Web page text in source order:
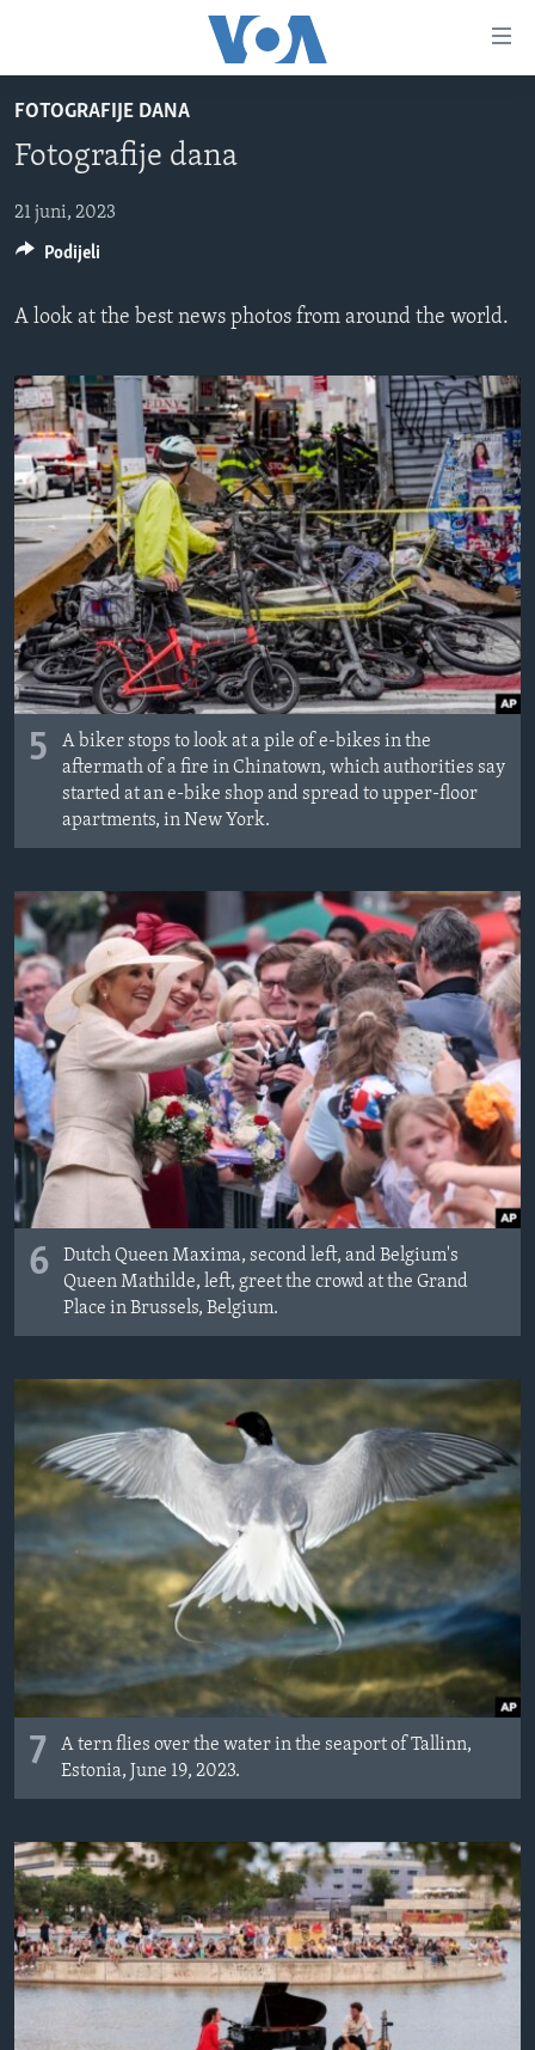
glavni
sadržaj
na
navigaciju
na
TV PROGRAM
VIDEO
FOTOGRAFIJE DANA
VIJESTI
SVIJET
NAUKA I TEHNOLOGIJA
KORUPCIJA
SLOBODA MEDIJA
ŽENSKA STRANA
IZBJEGLIČKA STRANA
MAGAZIN
O GLASU AMERIKE
Learning English
PRATITE NAS
FOTOGRAFIJE DANA
Fotografije dana
21 juni, 2023
A look at the best news photos from around the world.
5
A biker stops to look at a pile of e-bikes in the
aftermath of a fire in Chinatown, which authorities say
started at an e-bike shop and spread to upper-floor
apartments, in New York.
6
Dutch Queen Maxima, second left, and Belgium's
Queen Mathilde, left, greet the crowd at the Grand
Place in Brussels, Belgium.
7
A tern flies over the water in the seaport of Tallinn,
Estonia, June 19, 2023.
Podijeli